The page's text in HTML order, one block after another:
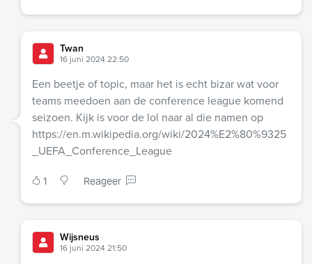
Twan
16 juni 2024 22:50
Een beetje of topic, maar het is echt bizar wat voor
teams meedoen aan de conference league komend
seizoen. Kijk is voor de lol naar al die namen op
https://en.m.wikipedia.org/wiki/2024%E2%80%9325
_UEFA_Conference_League
1 Reageer
Wijsneus
16 juni 2024 21:50